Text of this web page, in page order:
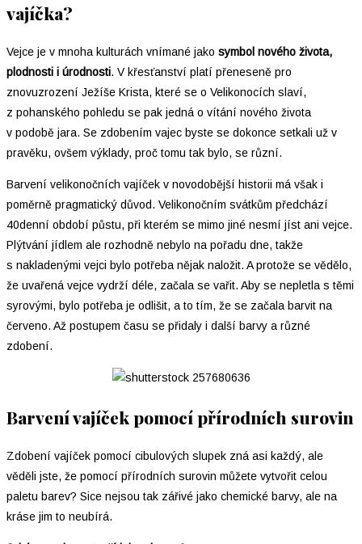
vajíčka?
Vejce je v mnoha kulturách vnímané jako symbol nového života,
plodnosti i úrodnosti. V křesťanství platí přeneseně pro
znovuzrození Ježíše Krista, které se o Velikonocích slaví,
z pohanského pohledu se pak jedná o vítání nového života
v podobě jara. Se zdobením vajec byste se dokonce setkali už v
pravěku, ovšem výklady, proč tomu tak bylo, se různí.
Barvení velikonočních vajíček v novodobější historii má však i
poměrně pragmatický důvod. Velikonočním svátkům předchází
40denní období půstu, při kterém se mimo jiné nesmí jíst ani vejce.
Plýtvání jídlem ale rozhodně nebylo na pořadu dne, takže
s nakladenými vejci bylo potřeba nějak naložit. A protože se vědělo,
že uvařená vejce vydrží déle, začala se vařit. Aby se nepletla s těmi
syrovými, bylo potřeba je odlišit, a to tím, že se začala barvit na
červeno. Až postupem času se přidaly i další barvy a různé
zdobení.
Barvení vajíček pomocí přírodních surovin
Zdobení vajíček pomocí cibulových slupek zná asi každý, ale
věděli jste, že pomocí přírodních surovin můžete vytvořit celou
paletu barev? Sice nejsou tak zářivé jako chemické barvy, ale na
kráse jim to neubírá.